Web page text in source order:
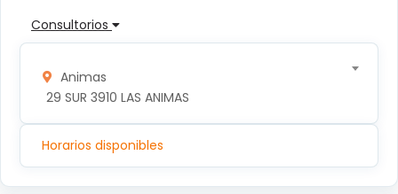
Consultorios
Animas
29 SUR 3910 LAS ANIMAS
Horarios disponibles